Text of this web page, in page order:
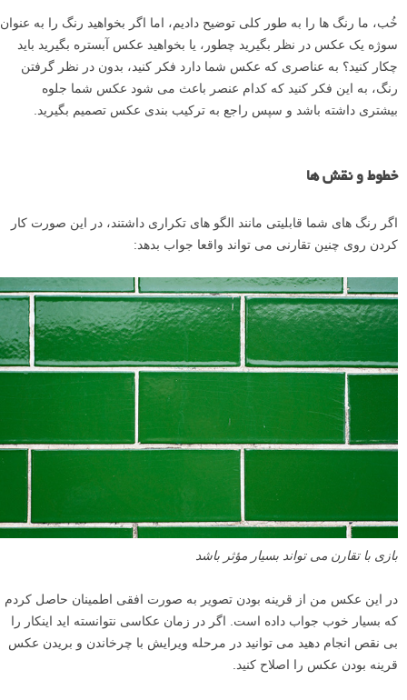
خُب، ما رنگ ها را به طور کلی توضیح دادیم، اما اگر بخواهید رنگ را به عنوان
سوژه یک عکس در نظر بگیرید چطور، یا بخواهید عکس آبستره بگیرید باید
چکار کنید؟ به عناصری که عکس شما دارد فکر کنید، بدون در نظر گرفتن
رنگ، به این فکر کنید که کدام عنصر باعث می شود عکس شما جلوه
بیشتری داشته باشد و سپس راجع به ترکیب بندی عکس تصمیم بگیرید.
خطوط و نقش ها
اگر رنگ های شما قابلیتی مانند الگو های تکراری داشتند، در این صورت کار
کردن روی چنین تقارنی می تواند واقعا جواب بدهد:
بازی با تقارن می تواند بسیار مؤثر باشد
در این عکس من از قرینه بودن تصویر به صورت افقی اطمینان حاصل کردم
که بسیار خوب جواب داده است. اگر در زمان عکاسی نتوانسته اید اینکار را
بی نقص انجام دهید می توانید در مرحله ویرایش با چرخاندن و بریدن عکس
قرینه بودن عکس را اصلاح کنید.